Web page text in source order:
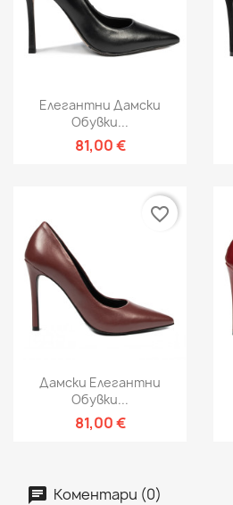
Елегантни Дамски
Обувки...
81,00 €
Дамски Елегантни
Обувки...
81,00 €
favorite_border
Коментари (0)